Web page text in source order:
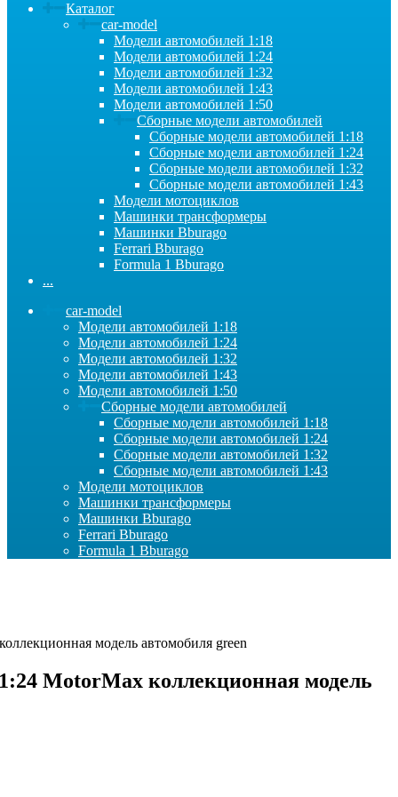
Каталог
car-model
Модели автомобилей 1:18
Модели автомобилей 1:24
Модели автомобилей 1:32
Модели автомобилей 1:43
Модели автомобилей 1:50
Сборные модели автомобилей
Сборные модели автомобилей 1:18
Сборные модели автомобилей 1:24
Сборные модели автомобилей 1:32
Сборные модели автомобилей 1:43
Модели мотоциклов
Машинки трансформеры
Машинки Bburago
Ferrari Bburago
Formula 1 Bburago
...
car-model
Модели автомобилей 1:18
Модели автомобилей 1:24
Модели автомобилей 1:32
Модели автомобилей 1:43
Модели автомобилей 1:50
Сборные модели автомобилей
Сборные модели автомобилей 1:18
Сборные модели автомобилей 1:24
Сборные модели автомобилей 1:32
Сборные модели автомобилей 1:43
Модели мотоциклов
Машинки трансформеры
Машинки Bburago
Ferrari Bburago
Formula 1 Bburago
модель автомобиля green
MotorMax коллекционная модель